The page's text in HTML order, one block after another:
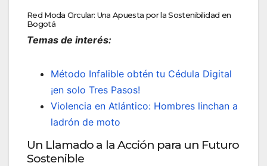
Red Moda Circular: Una Apuesta por la Sostenibilidad en
Bogotá
Temas de interés:
Método Infalible obtén tu Cédula Digital
¡en solo Tres Pasos!
Violencia en Atlántico: Hombres linchan a
ladrón de moto
Un Llamado a la Acción para un Futuro
Sostenible